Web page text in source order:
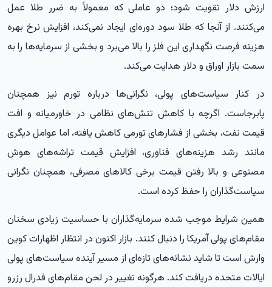
ارزش دلار تقویت شود؛ دو عاملی که معمولاً به ضرر طلا عمل
می‌کنند. از آنجا که طلا سود دوره‌ای ایجاد نمی‌کند، افزایش نرخ بهره
هزینه فرصت نگهداری این فلز را بالا می‌برد و بخشی از سرمایه‌ها را به
سمت بازار اوراق و دلار هدایت می‌کند.
در کنار سیاست‌های پولی، نگرانی‌ها درباره تورم نیز همچنان
پابرجاست. اگرچه با کاهش تنش‌های نظامی در خاورمیانه و افت
قیمت نفت، بخشی از فشارهای تورمی کاهش یافته، اما عوامل دیگری
مانند رشد هزینه‌های فناوری، افزایش قیمت تراشه‌های هوش
مصنوعی و بالا رفتن قیمت برخی کالاهای مصرفی، همچنان نگرانی
سیاست‌گذاران را حفظ کرده است.
همین شرایط موجب شده سرمایه‌گذاران با حساسیت زیادی سخنان
مقام‌های پولی آمریکا را دنبال کنند. بازار اکنون در انتظار اظهارات کوین
وارش است تا شاید نشانه‌های تازه‌ای از مسیر آینده سیاست‌های پولی
ایالات متحده دریافت کند. هرگونه تغییر در لحن مقام‌های فدرال رزرو